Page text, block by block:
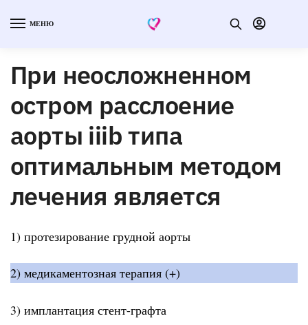
МЕНЮ
При неосложненном
остром расслоение
аорты iiib типа
оптимальным методом
лечения является
1) протезирование грудной аорты
2) медикаментозная терапия (+)
3) имплантация стент-графта